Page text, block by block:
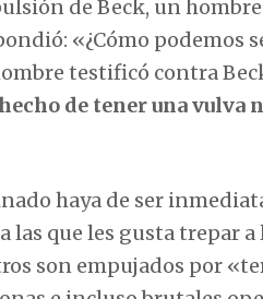
de Beck, un
«¿Cómo podemos
testificó contra
de tener una vulva
haya de ser
las que les gusta trepar
son empujados por